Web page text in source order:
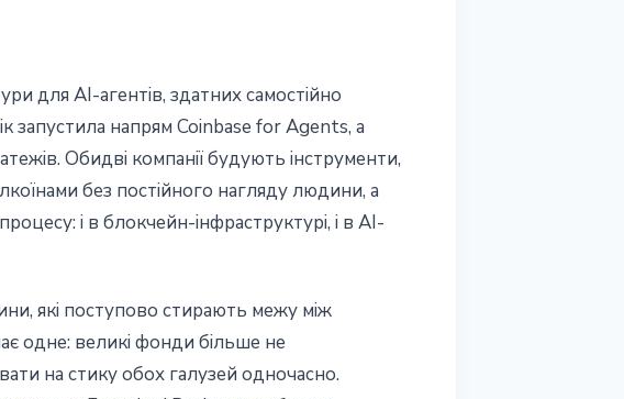
для AI-агентів, здатних самостійно
запустила напрям Coinbase for Agents, а
Обидві компанії будують інструменти,
без постійного нагляду людини, а
і в блокчейн-інфраструктурі, і в AI-
які поступово стирають межу між
одне: великі фонди більше не
на стику обох галузей одночасно.